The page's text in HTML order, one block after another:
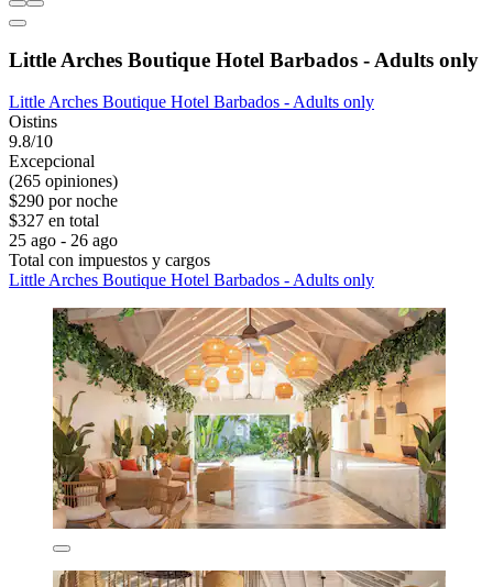
Little Arches Boutique Hotel Barbados - Adults only
Little Arches Boutique Hotel Barbados - Adults only
Oistins
9.8/10
Excepcional
(265 opiniones)
$290 por noche
$327 en total
25 ago - 26 ago
Total con impuestos y cargos
Little Arches Boutique Hotel Barbados - Adults only